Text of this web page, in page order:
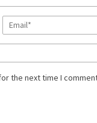
the next time I